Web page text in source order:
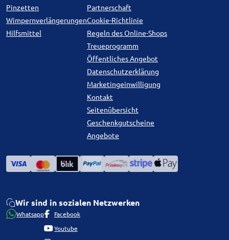
Pinzetten
Wimpernverlängerungen
Hilfsmittel
Partnerschaft
Cookie-Richtlinie
Regeln des Online-Shops
Treueprogramm
Öffentliches Angebot
Datenschutzerklärung
Marketingeinwilligung
Kontakt
Seitenübersicht
Geschenkgutscheine
Angebote
Wir sind in sozialen Netzwerken
Whatsapp Facebook
Youtube